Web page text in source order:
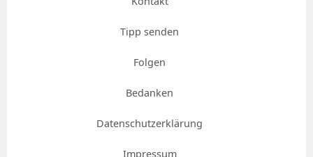
Tipp senden
Folgen
Bedanken
Datenschutzerklärung
Impressum